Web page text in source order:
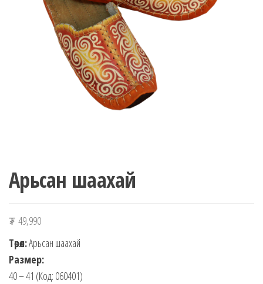
Арьсан шаахай
₮ 49,990
Төрөл:Арьсан шаахай
Размер:
40 – 41 (Код: 060401)